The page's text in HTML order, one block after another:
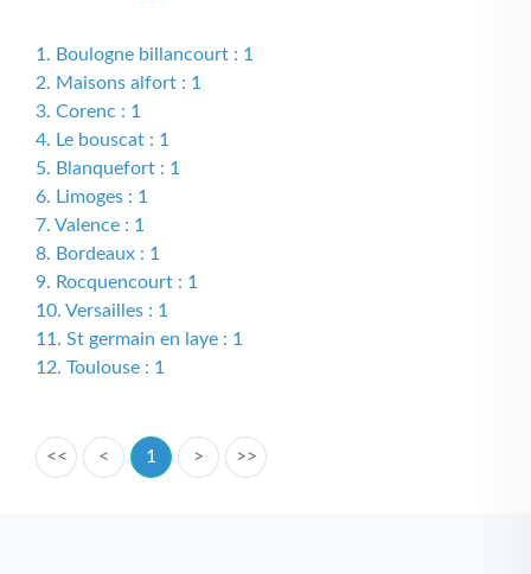
1. Boulogne billancourt : 1
2. Maisons alfort : 1
3. Corenc : 1
4. Le bouscat : 1
5. Blanquefort : 1
6. Limoges : 1
7. Valence : 1
8. Bordeaux : 1
9. Rocquencourt : 1
10. Versailles : 1
11. St germain en laye : 1
12. Toulouse : 1
<< < 1 > >>